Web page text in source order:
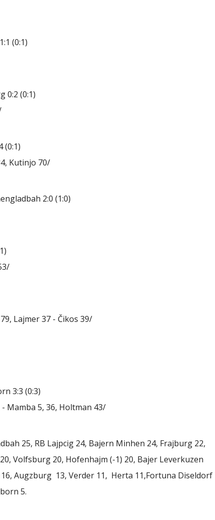
(0:1)
0:2 (0:1)
(0:1)
Kutinjo 70/
2:0 (1:0)
Lajmer 37 - Čikos 39/
3:3 (0:3)
- Mamba 5, 36, Holtman 43/
25, RB Lajpcig 24, Bajern Minhen 24, Frajburg 22,
Volfsburg 20, Hofenhajm (-1) 20, Bajer Leverkuzen
Augzburg 13, Verder 11, Herta 11,Fortuna Diseldorf
5.